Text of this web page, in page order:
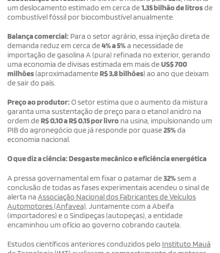
um deslocamento estimado em cerca de1,35 bilhão de litrosde
combustível fóssil por biocombustível anualmente.
Balança comercial: Para o setor agrário, essa injeção direta de
demanda reduz em cerca de4% a 5%a necessidade de
importação de gasolina A (pura) refinada no exterior, gerando
uma economia de divisas estimada em mais deUS$ 700
milhões(aproximadamenteR$ 3,8 bilhões) ao ano que deixam
de sair do país.
Preço ao produtor: O setor estima que o aumento da mistura
garanta uma sustentação de preço para o etanol anidro na
ordem deR$ 0,10 a R$ 0,15 por livro na usina, impulsionando um
PIB do agronegócio que já responde por quase25%da
economia nacional.
O que diz a ciência: Desgaste mecânico e eficiência energética
A pressa governamental em fixar o patamar de32%sem a
conclusão de todas as fases experimentais acendeu o sinal de
alerta na Associação Nacional dos Fabricantes de Veículos
Automotores (Anfavea). Juntamente com a Abeifa
(importadores) e o Sindipeças (autopeças), a entidade
encaminhou um ofício ao governo cobrando cautela.
Estudos científicos anteriores conduzidos pelo Instituto Mauá